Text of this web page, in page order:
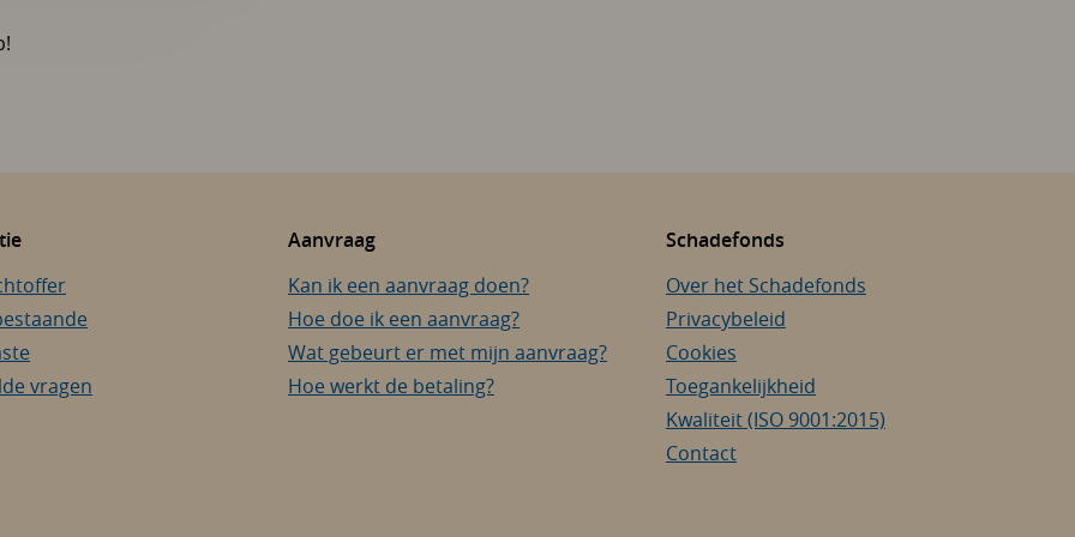
vragen
Aanvraag
Kan ik een aanvraag doen?
Hoe doe ik een aanvraag?
Wat gebeurt er met mijn aanvraag?
Hoe werkt de betaling?
Schadefonds
Over het Schadefonds
Privacybeleid
Cookies
Toegankelijkheid
Kwaliteit (ISO 9001:2015)
Contact